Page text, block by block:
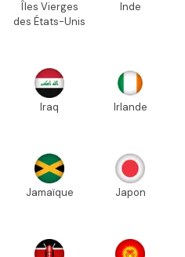
Îles Vierges
des États-Unis
Inde
Iraq Irlande
Jamaïque Japon